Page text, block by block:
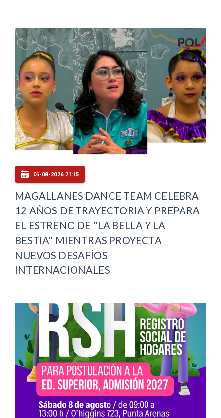
06-08-2026 21:15
MAGALLANES DANCE TEAM CELEBRA
12 AÑOS DE TRAYECTORIA Y PREPARA
EL ESTRENO DE "LA BELLA Y LA
BESTIA" MIENTRAS PROYECTA
NUEVOS DESAFÍOS
INTERNACIONALES